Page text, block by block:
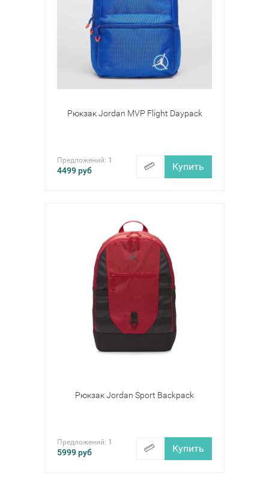
Рюкзак Jordan MVP Flight Daypack
Предложений: 1
4499руб Купить
Рюкзак Jordan Sport Backpack
Предложений: 1
5999руб Купить